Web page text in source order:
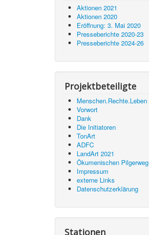
Aktionen 2021
Aktionen 2020
Eröffnung: 3. Mai 2020
Presseberichte 2020-23
Presseberichte 2024-26
Projektbeteiligte
Menschen.Rechte.Leben
Vorwort
Dank
Die Initiatoren
TonArt
ADFC
LandArt 2021
Ökumenischen Pilgerweg
Impressum
externe Links
Datenschutzerklärung
Stationen